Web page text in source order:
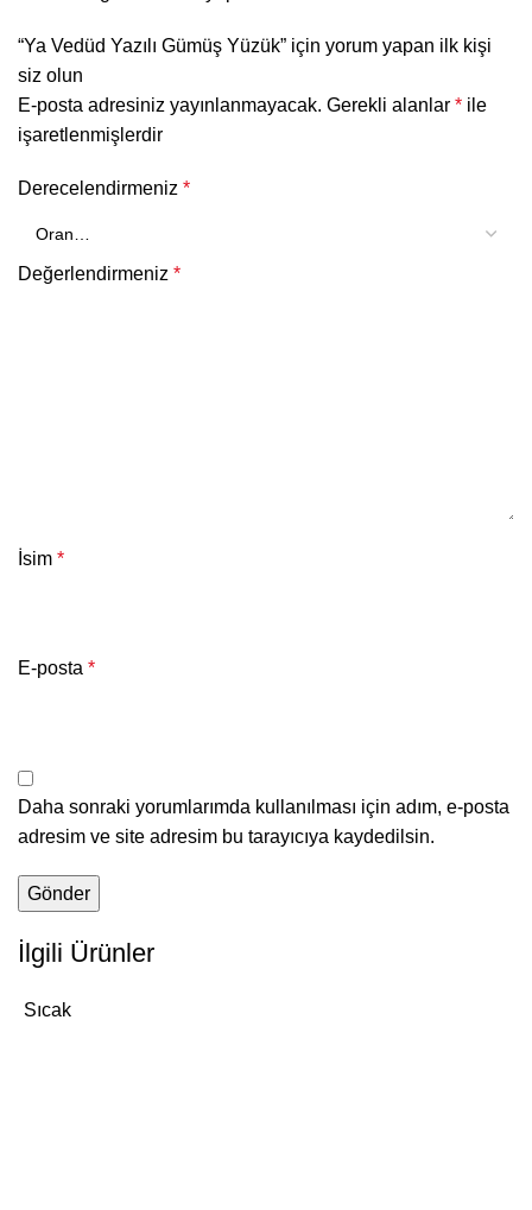
“Ya Vedüd Yazılı Gümüş Yüzük” için yorum yapan ilk kişi
siz olun
E-posta adresiniz yayınlanmayacak. Gerekli alanlar * ile
işaretlenmişlerdir
Derecelendirmeniz *
Değerlendirmeniz *
İsim *
E-posta *
Daha sonraki yorumlarımda kullanılması için adım, e-posta
adresim ve site adresim bu tarayıcıya kaydedilsin.
İlgili Ürünler
Sıcak